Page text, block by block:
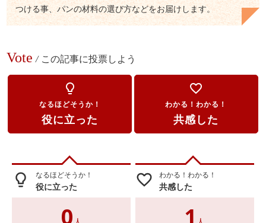
つける事、パンの材料の選び方などをお届けします。
Vote / この記事に投票しよう
lightbulb_outline
なるほどそうか！
役に立った
favorite_border
わかる！わかる！
共感した
lightbulb_outline なるほどそうか！
役に立った
0
favorite_border わかる！わかる！
共感した
1